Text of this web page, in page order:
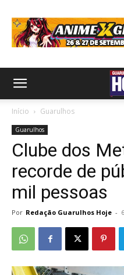
Início Guarulhos
Guarulhos
Clube dos
recorde de
mil pessoas
Por Redação Guarulhos Hoje -